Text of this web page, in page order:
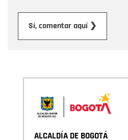
Sí, comentar aquí ❯
ALCALDÍA DE BOGOTÁ